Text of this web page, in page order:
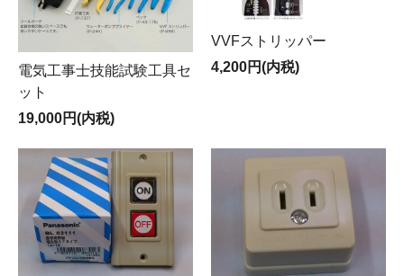
電気工事士技能試験工具セ
ット
19,000円(内税)
VVFストリッパー
4,200円(内税)